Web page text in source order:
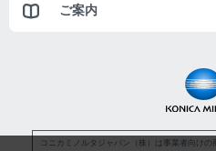
ご案内
コニカミノルタジャパン（株）は事業者向け